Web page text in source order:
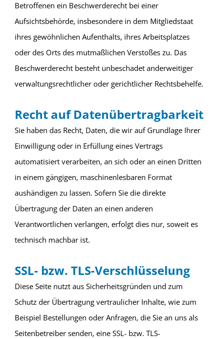
Betroffenen ein Beschwerderecht bei einer
Aufsichtsbehörde, insbesondere in dem Mitgliedstaat
ihres gewöhnlichen Aufenthalts, ihres Arbeitsplatzes
oder des Orts des mutmaßlichen Verstoßes zu. Das
Beschwerderecht besteht unbeschadet anderweitiger
verwaltungsrechtlicher oder gerichtlicher Rechtsbehelfe.
Recht auf Daten­übertrag­barkeit
Sie haben das Recht, Daten, die wir auf Grundlage Ihrer
Einwilligung oder in Erfüllung eines Vertrags
automatisiert verarbeiten, an sich oder an einen Dritten
in einem gängigen, maschinenlesbaren Format
aushändigen zu lassen. Sofern Sie die direkte
Übertragung der Daten an einen anderen
Verantwortlichen verlangen, erfolgt dies nur, soweit es
technisch machbar ist.
SSL- bzw. TLS-Verschlüsselung
Diese Seite nutzt aus Sicherheitsgründen und zum
Schutz der Übertragung vertraulicher Inhalte, wie zum
Beispiel Bestellungen oder Anfragen, die Sie an uns als
Seitenbetreiber senden, eine SSL- bzw. TLS-